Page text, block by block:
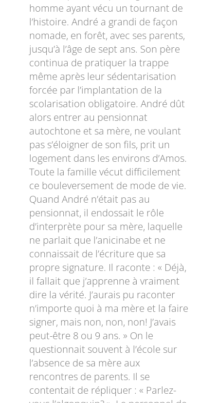
homme ayant vécu un tournant de
l’histoire. André a grandi de façon
nomade, en forêt, avec ses parents,
jusqu’à l’âge de sept ans. Son père
continua de pratiquer la trappe
même après leur sédentarisation
forcée par l’implantation de la
scolarisation obligatoire. André dût
alors entrer au pensionnat
autochtone et sa mère, ne voulant
pas s’éloigner de son fils, prit un
logement dans les environs d’Amos.
Toute la famille vécut difficilement
ce bouleversement de mode de vie.
Quand André n’était pas au
pensionnat, il endossait le rôle
d’interprète pour sa mère, laquelle
ne parlait que l’anicinabe et ne
connaissait de l’écriture que sa
propre signature. Il raconte : « Déjà,
il fallait que j’apprenne à vraiment
dire la vérité. J’aurais pu raconter
n’importe quoi à ma mère et la faire
signer, mais non, non, non! J’avais
peut-être 8 ou 9 ans. » On le
questionnait souvent à l’école sur
l’absence de sa mère aux
rencontres de parents. Il se
contentait de répliquer : « Parlez-